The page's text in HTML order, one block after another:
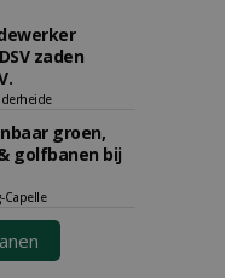
zaden
groen,
golfbanen bij
Capelle